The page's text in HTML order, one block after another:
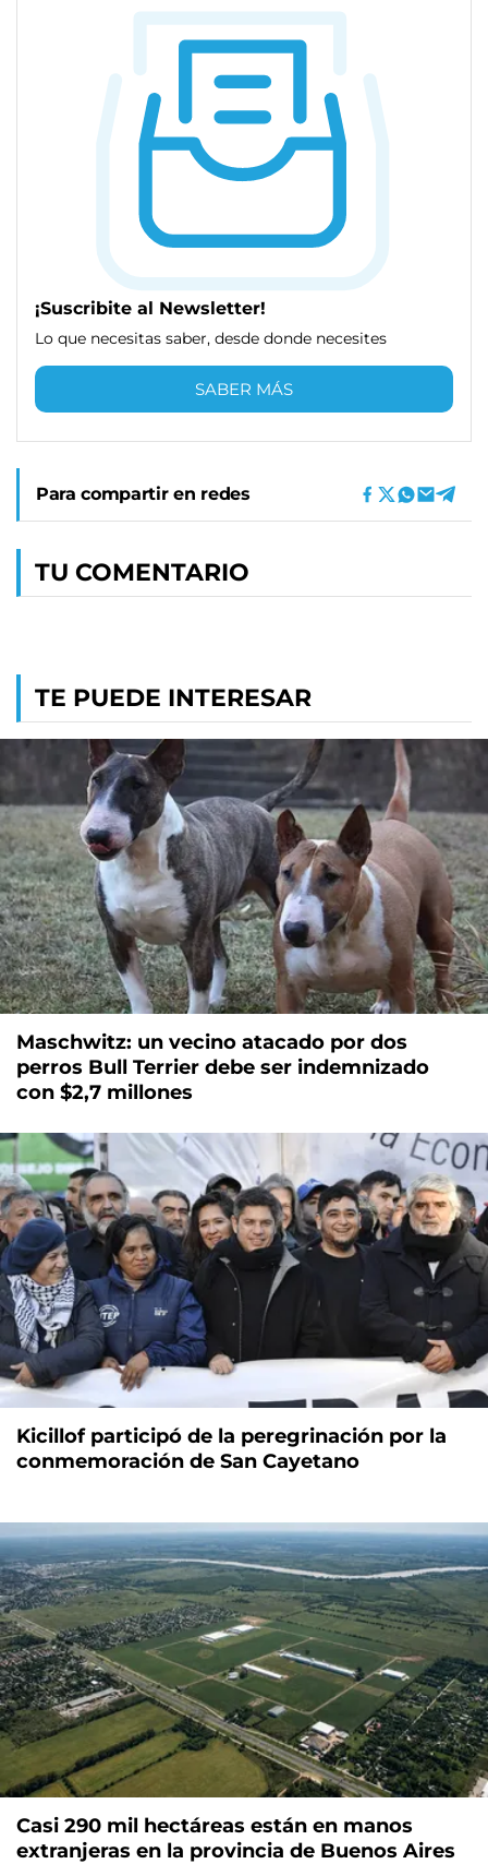
¡Suscribite al Newsletter!
Lo que necesitas saber, desde donde necesites
SABER MÁS
Para compartir en redes
TU COMENTARIO
TE PUEDE INTERESAR
Maschwitz: un vecino atacado por dos
perros Bull Terrier debe ser indemnizado
con $2,7 millones
Kicillof participó de la peregrinación por la
conmemoración de San Cayetano
Casi 290 mil hectáreas están en manos
extranjeras en la provincia de Buenos Aires